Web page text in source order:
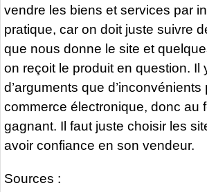
vendre les biens et services par
pratique, car on doit juste suivre
que nous donne le site et
on reçoit le produit en question. Il
d’arguments que d’inconvénients
commerce électronique, donc au
gagnant. Il faut juste choisir les
avoir confiance en son vendeur.
Sources :